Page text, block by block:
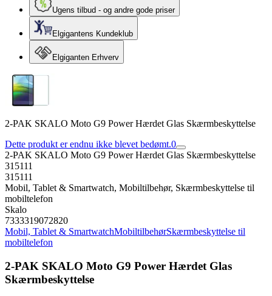
Ugens tilbud - og andre gode priser
Elgigantens Kundeklub
Elgiganten Erhverv
2-PAK SKALO Moto G9 Power Hærdet Glas Skærmbeskyttelse
Dette produkt er endnu ikke blevet bedømt.0
2-PAK SKALO Moto G9 Power Hærdet Glas Skærmbeskyttelse
315111
315111
Mobil, Tablet & Smartwatch, Mobiltilbehør, Skærmbeskyttelse til
mobiltelefon
Skalo
7333319072820
Mobil, Tablet & SmartwatchMobiltilbehørSkærmbeskyttelse til
mobiltelefon
2-PAK SKALO Moto G9 Power Hærdet Glas
Skærmbeskyttelse